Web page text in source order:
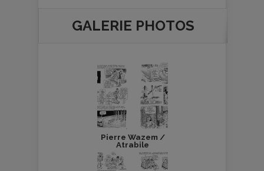
GALERIE PHOTOS
Pierre Wazem /
Atrabile